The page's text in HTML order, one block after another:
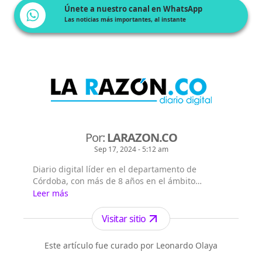
Únete a nuestro canal en WhatsApp
Las noticias más importantes, al instante
Por:LARAZON.CO
Sep 17, 2024 - 5:12 am
Diario digital líder en el departamento de
Córdoba, con más de 8 años en el ámbito
periodístico, llevando la actualidad informativa
de la región y el país.
Leer más
Visitar sitio
Este artículo fue curado por Leonardo Olaya